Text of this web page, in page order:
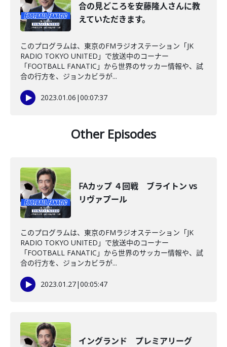
合の見どころを安藤隆人さんに教
えていただきます。
このプログラムは、東京のFMラジオステーション「JK
RADIO TOKYO UNITED」で放送中のコーナー
「FOOTBALL FANATIC」から世界のサッカー情報や、試
合の行方を、ジョンカビラが...
2023.01.06 |00:07:37
Other Episodes
FAカップ ４回戦 ブライトン vs
リヴァプール
このプログラムは、東京のFMラジオステーション「JK
RADIO TOKYO UNITED」で放送中のコーナー
「FOOTBALL FANATIC」から世界のサッカー情報や、試
合の行方を、ジョンカビラが...
2023.01.27|00:05:47
イングランド プレミアリーグ